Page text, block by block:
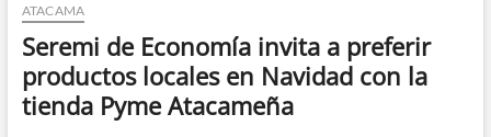
ATACAMA
Seremi de Economía invita a preferir
productos locales en Navidad con la
tienda Pyme Atacameña